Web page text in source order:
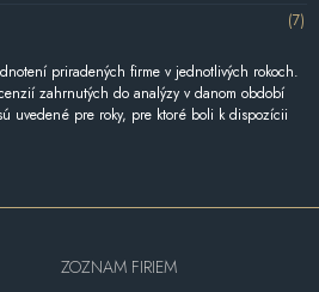
(7)
priradených firme v jednotlivých rokoch.
zahrnutých do analýzy v danom období
uvedené pre roky, pre ktoré boli k dispozícii
ZOZNAM FIRIEM